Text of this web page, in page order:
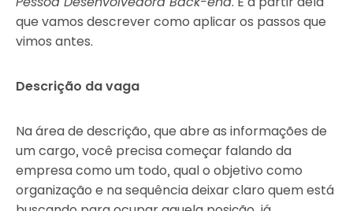
que vamos descrever como aplicar os passos que
vimos antes.
Descrição da vaga
Na área de descrição, que abre as informações de
um cargo, você precisa começar falando da
empresa como um todo, qual o objetivo como
organização e na sequência deixar claro quem está